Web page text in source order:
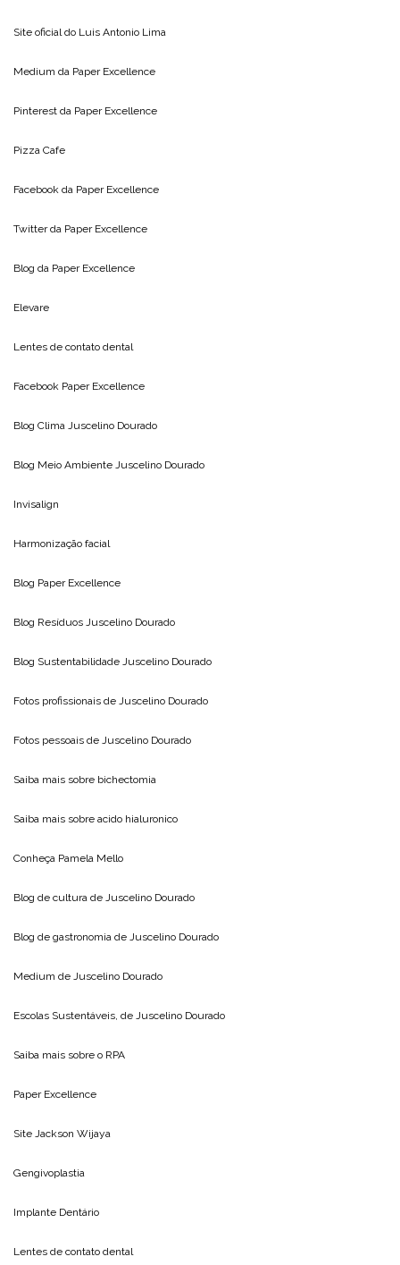
Site oficial do Luis Antonio Lima
Medium da Paper Excellence
Pinterest da Paper Excellence
Pizza Cafe
Facebook da Paper Excellence
Twitter da Paper Excellence
Blog da Paper Excellence
Elevare
Lentes de contato dental
Facebook Paper Excellence
Blog Clima Juscelino Dourado
Blog Meio Ambiente Juscelino Dourado
Invisalign
Harmonização facial
Blog Paper Excellence
Blog Resíduos Juscelino Dourado
Blog Sustentabilidade Juscelino Dourado
Fotos profissionais de Juscelino Dourado
Fotos pessoais de Juscelino Dourado
Saiba mais sobre bichectomia
Saiba mais sobre acido hialuronico
Conheça Pamela Mello
Blog de cultura de Juscelino Dourado
Blog de gastronomia de Juscelino Dourado
Medium de Juscelino Dourado
Escolas Sustentáveis, de Juscelino Dourado
Saiba mais sobre o RPA
Paper Excellence
Site Jackson Wijaya
Gengivoplastia
Implante Dentário
Lentes de contato dental